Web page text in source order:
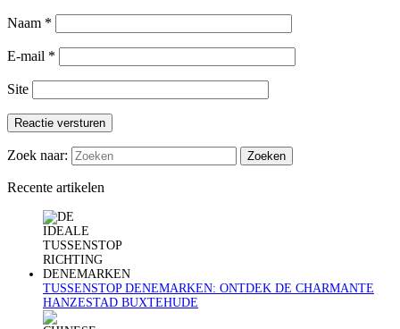
Naam *
E-mail *
Site
Reactie versturen
Zoek naar:
Recente artikelen
TUSSENSTOP DENEMARKEN: ONTDEK DE CHARMANTE
HANZESTAD BUXTEHUDE